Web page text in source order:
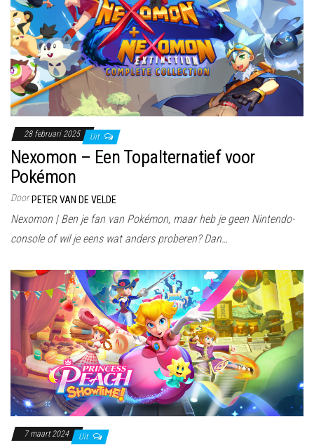
28 februari 2025 Uit
Nexomon – Een Topalternatief voor
Pokémon
Door PETER VAN DE VELDE
Nexomon | Ben je fan van Pokémon, maar heb je geen Nintendo-
console of wil je eens wat anders proberen? Dan…
7 maart 2024 Uit